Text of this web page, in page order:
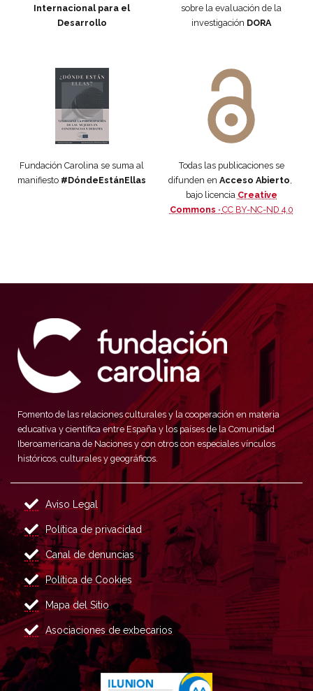
Internacional para el
Desarrollo
sobre la evaluación de la
investigación DORA
Fundación Carolina se suma al
manifiesto #DóndeEstánEllas
Todas las publicaciones se
difunden en Acceso Abierto,
bajo licencia Creative
Commons · CC BY-NC-ND 4.0
Fomento de las relaciones culturales y la cooperación en materia
educativa y científica entre España y los países de la Comunidad
Iberoamericana de Naciones y con otros con especiales vínculos
históricos, culturales y geográficos.
Aviso Legal
Política de privacidad
Canal de denuncias
Política de Cookies
Mapa del Sitio
Asociaciones de exbecarios